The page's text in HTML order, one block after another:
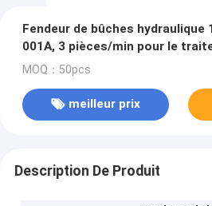
Fendeur de bûches hydraulique
001A, 3 pièces/min pour le
forestier/agricole
MOQ：50pcs
meilleur prix
Description De Produit